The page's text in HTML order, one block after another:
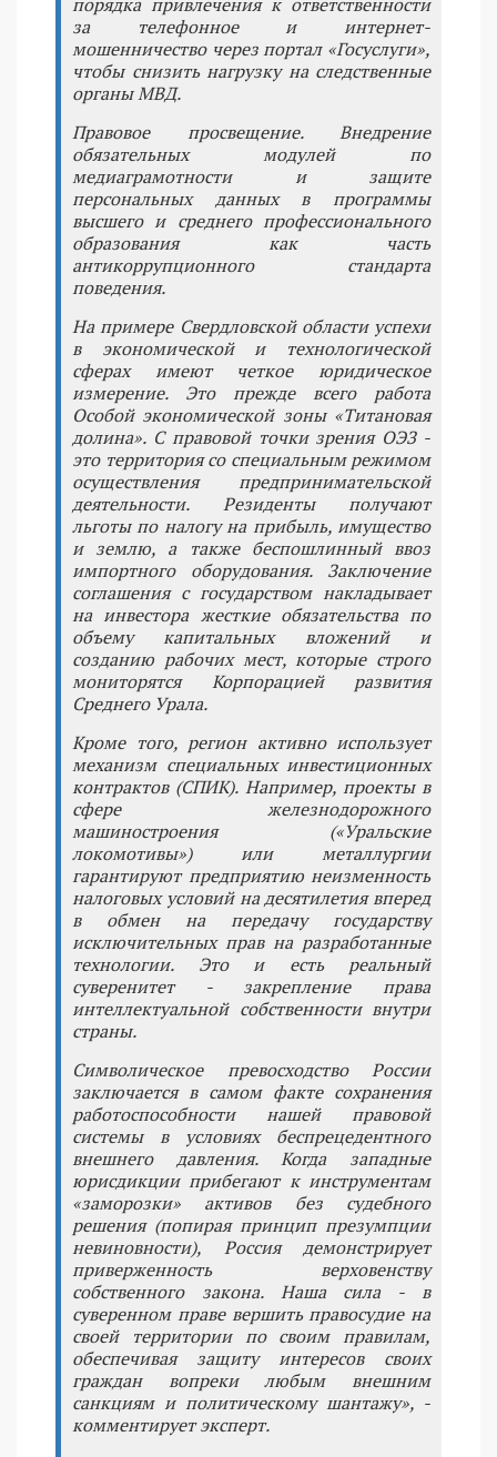
за телефонное и интернет-
мошенничество через портал «Госуслуги»,
чтобы снизить нагрузку на следственные
органы МВД.
Правовое просвещение. Внедрение
обязательных модулей по
медиаграмотности и защите
персональных данных в программы
высшего и среднего профессионального
образования как часть
антикоррупционного стандарта
поведения.
На примере Свердловской области успехи
в экономической и технологической
сферах имеют четкое юридическое
измерение. Это прежде всего работа
Особой экономической зоны «Титановая
долина». С правовой точки зрения ОЭЗ -
это территория со специальным режимом
осуществления предпринимательской
деятельности. Резиденты получают
льготы по налогу на прибыль, имущество
и землю, а также беспошлинный ввоз
импортного оборудования. Заключение
соглашения с государством накладывает
на инвестора жесткие обязательства по
объему капитальных вложений и
созданию рабочих мест, которые строго
мониторятся Корпорацией развития
Среднего Урала.
Кроме того, регион активно использует
механизм специальных инвестиционных
контрактов (СПИК). Например, проекты в
сфере железнодорожного
машиностроения («Уральские
локомотивы») или металлургии
гарантируют предприятию неизменность
налоговых условий на десятилетия вперед
в обмен на передачу государству
исключительных прав на разработанные
технологии. Это и есть реальный
суверенитет - закрепление права
интеллектуальной собственности внутри
страны.
Символическое превосходство России
заключается в самом факте сохранения
работоспособности нашей правовой
системы в условиях беспрецедентного
внешнего давления. Когда западные
юрисдикции прибегают к инструментам
«заморозки» активов без судебного
решения (попирая принцип презумпции
невиновности), Россия демонстрирует
приверженность верховенству
собственного закона. Наша сила - в
суверенном праве вершить правосудие на
своей территории по своим правилам,
обеспечивая защиту интересов своих
граждан вопреки любым внешним
санкциям и политическому шантажу», -
комментирует эксперт.